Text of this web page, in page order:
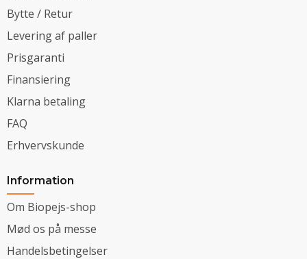
Bytte / Retur
Levering af paller
Prisgaranti
Finansiering
Klarna betaling
FAQ
Erhvervskunde
Information
Om Biopejs-shop
Mød os på messe
Handelsbetingelser